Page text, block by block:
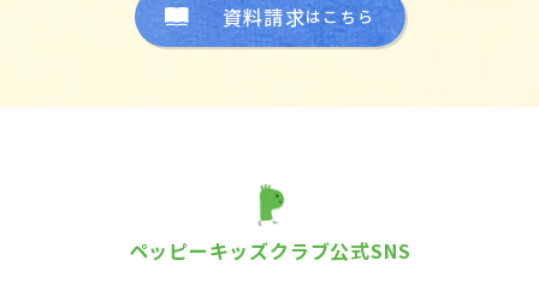
資料請求はこちら
ペッピーキッズクラブ公式SNS